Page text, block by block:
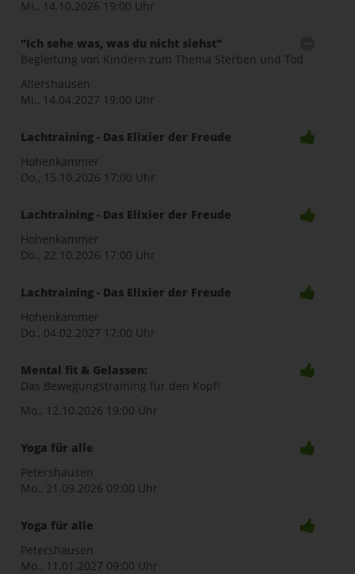
Mi., 14.10.2026 19:00 Uhr
"Ich sehe was, was du nicht siehst"
Begleitung von Kindern zum Thema Sterben und Tod
Allershausen
Mi., 14.04.2027 19:00 Uhr
Lachtraining - Das Elixier der Freude
Hohenkammer
Do., 15.10.2026 17:00 Uhr
Lachtraining - Das Elixier der Freude
Hohenkammer
Do., 22.10.2026 17:00 Uhr
Lachtraining - Das Elixier der Freude
Hohenkammer
Do., 04.02.2027 17:00 Uhr
Mental fit & Gelassen:
Das Bewegungstraining für den Kopf!
Mo., 12.10.2026 19:00 Uhr
Yoga für alle
Petershausen
Mo., 21.09.2026 09:00 Uhr
Yoga für alle
Petershausen
Mo., 11.01.2027 09:00 Uhr